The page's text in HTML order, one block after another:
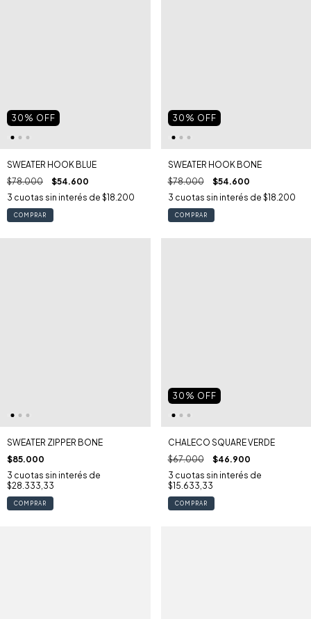
30 % OFF
SWEATER HOOK BLUE
$78.000
$54.600
3 cuotas sin interés de $18.200
COMPRAR
30 % OFF
SWEATER HOOK BONE
$78.000
$54.600
3 cuotas sin interés de $18.200
COMPRAR
SWEATER ZIPPER BONE
$85.000
3 cuotas sin interés de
$28.333,33
COMPRAR
30 % OFF
CHALECO SQUARE VERDE
$67.000
$46.900
3 cuotas sin interés de
$15.633,33
COMPRAR